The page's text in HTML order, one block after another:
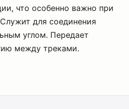
что особенно важно при
для соединения
углом. Передает
между треками.